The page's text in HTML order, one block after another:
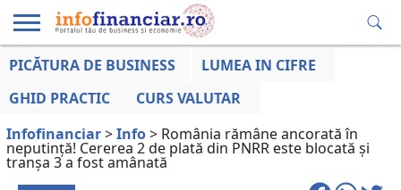
EDUCAȚIE
LA ZI
AFACERILOR
PICĂTURA DE BUSINESS
LUMEA IN CIFRE
GHID PRACTIC
CURS VALUTAR
Infofinanciar>Info> România rămâne ancorată în
neputință! Cererea 2 de plată din PNRR este blocată și
tranșa 3 a fost amânată